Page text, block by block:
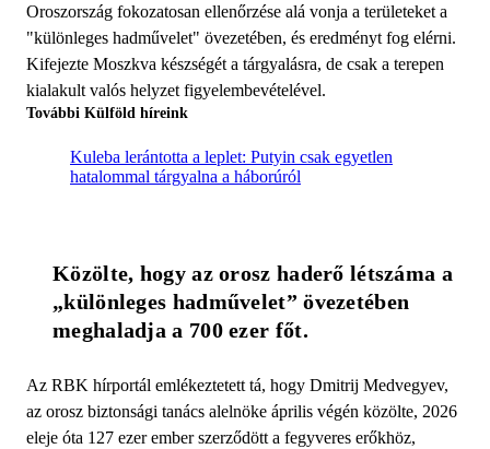
Oroszország fokozatosan ellenőrzése alá vonja a területeket a
"különleges hadművelet" övezetében, és eredményt fog elérni.
Kifejezte Moszkva készségét a tárgyalásra, de csak a terepen
kialakult valós helyzet figyelembevételével.
További Külföld híreink
Kuleba lerántotta a leplet: Putyin csak egyetlen
hatalommal tárgyalna a háborúról
Közölte, hogy az orosz haderő létszáma a
„különleges hadművelet” övezetében
meghaladja a 700 ezer főt.
Az RBK hírportál emlékeztetett tá, hogy Dmitrij Medvegyev,
az orosz biztonsági tanács alelnöke április végén közölte, 2026
eleje óta 127 ezer ember szerződött a fegyveres erőkhöz,